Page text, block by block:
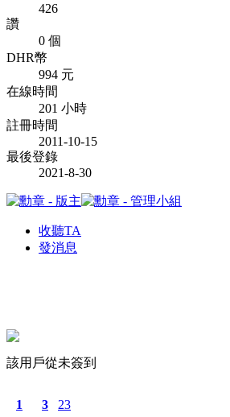
426
讚
0 個
DHR幣
994 元
在線時間
201 小時
註冊時間
2011-10-15
最後登錄
2021-8-30
收聽TA
發消息
該用戶從未簽到
1 3 23